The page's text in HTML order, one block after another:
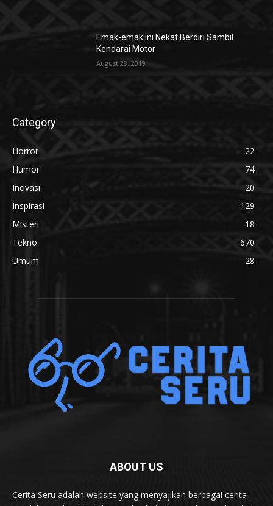
Emak-emak ini Nekat Berdiri Sambil
Kendarai Motor
August 28, 2019
Category
Horror
22
Humor
74
Inovasi
20
Inspirasi
129
Misteri
18
Tekno
670
Umum
28
ABOUT US
Cerita Seru adalah website yang menyajikan berbagai cerita